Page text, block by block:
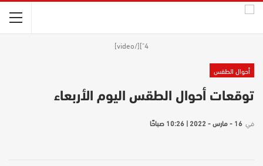
4"][/video]
أحوال الطقس
توقعات أحوال الطقس اليوم الأربعاء
في 16 - مارس - 2022 | 10:26 صباحًا